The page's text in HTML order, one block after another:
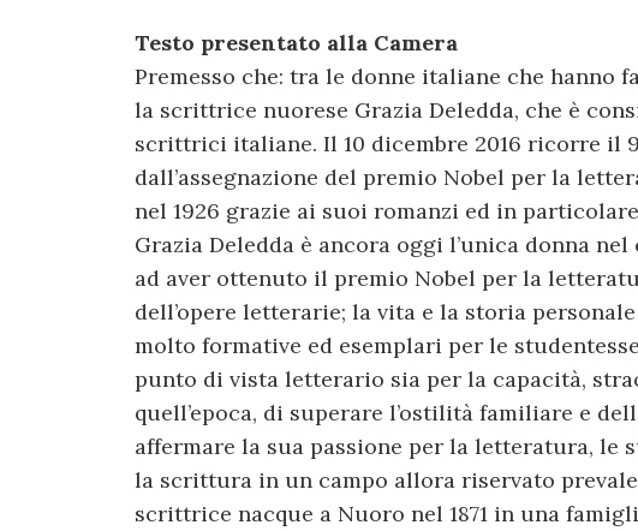
Testo presentato alla Camera
Premesso che: tra le donne italiane che hanno
la scrittrice nuorese Grazia Deledda, che è
scrittrici italiane. Il 10 dicembre 2016 ricorre il
dall’assegnazione del premio Nobel per la
nel 1926 grazie ai suoi romanzi ed in
Grazia Deledda è ancora oggi l’unica donna
ad aver ottenuto il premio Nobel per la
dell’opere letterarie; la vita e la storia
molto formative ed esemplari per le
punto di vista letterario sia per la capacità,
quell’epoca, di superare l’ostilità familiare e
affermare la sua passione per la letteratura, le
la scrittura in un campo allora riservato
scrittrice nacque a Nuoro nel 1871 in una